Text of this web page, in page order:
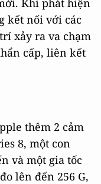
Khi phát hiện
kết nối với các
xảy ra va chạm
cấp, liên kết
thêm 2 cảm
8, một con
và một gia tốc
lên đến 256 G,